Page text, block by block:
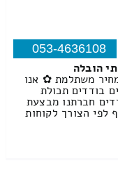
053-4636108
הובלה
משתלמת ✿ אנו
בודדים תכולת
חברתנו מבצעת
לפי הצורך לקוחות